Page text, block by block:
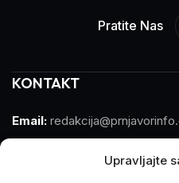
Upravljajte
Pratite Nas
KONTAKT
Email: